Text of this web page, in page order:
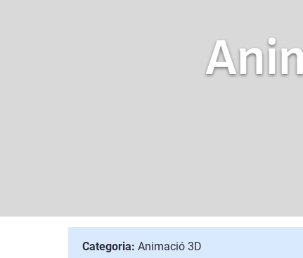
Categoria: Animació 3D